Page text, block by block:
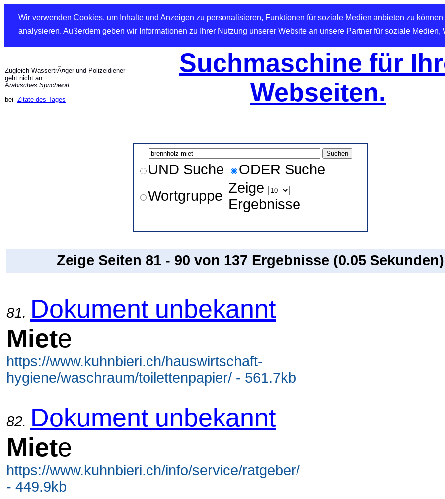
Wir verwenden Cookies, um Inhalte und Anzeigen zu personalisieren, Funktionen für soziale Medien anbieten zu
analysieren. Außerdem geben wir Informationen zu Ihrer Nutzung unserer Website an unsere Partner für soziale
Zugleich WassertrÃ¤ger und Polizeidiener
geht nicht an.
Arabisches Sprichwort
bei Zitate des Tages
Suchmaschine für
Webseiten.
UND Suche
ODER Suche
Wortgruppe Zeige
Ergebnisse
Zeige Seiten 81 - 90 von 137 Ergebnisse (0.05 Sekunden)
81. Dokument unbekannt
Miete
https://www.kuhnbieri.ch/hauswirtschaft-
hygiene/waschraum/toilettenpapier/ - 561.7kb
82. Dokument unbekannt
Miete
https://www.kuhnbieri.ch/info/service/ratgeber/
- 449.9kb